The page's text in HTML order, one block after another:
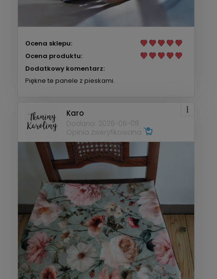
Ocena sklepu:
Ocena produktu:
Dodatkowy komentarz:
Piękne te panele z pieskami.
Karo
Dodano: 2026-06-08
Opinia zweryfikowana